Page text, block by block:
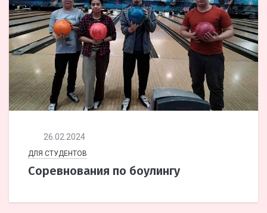
26.02.2024
ДЛЯ СТУДЕНТОВ
Соревнования по боулингу